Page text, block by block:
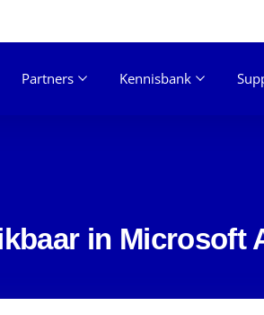
Partners Kennisbank
in Microsoft